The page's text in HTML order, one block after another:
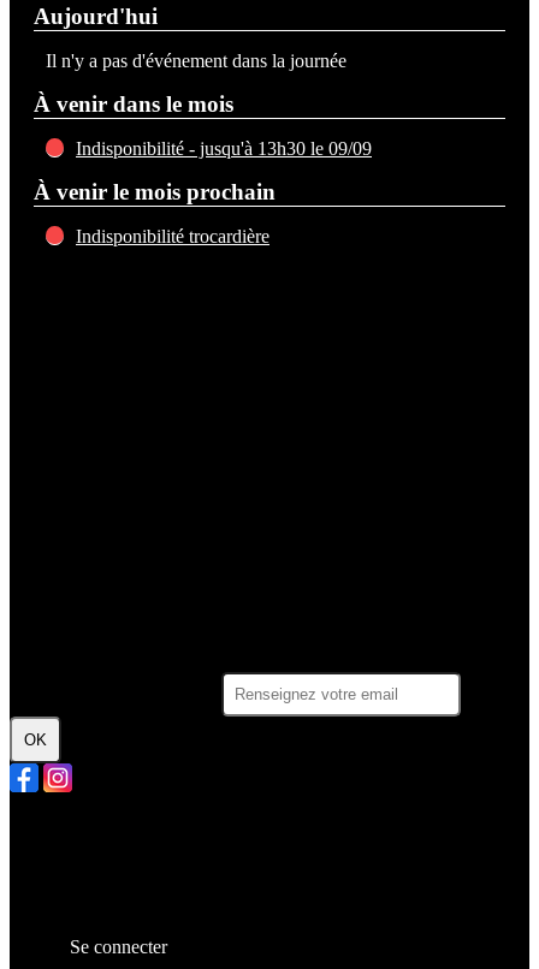
Aujourd'hui
Il n'y a pas d'événement dans la journée
À venir dans le mois
Indisponibilité - jusqu'à 13h30 le 09/09
À venir le mois prochain
Indisponibilité trocardière
OK
Se connecter